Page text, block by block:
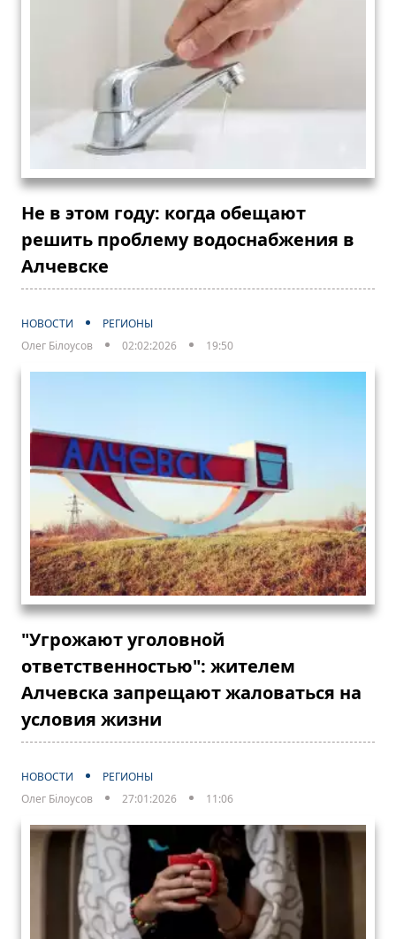
Не в этом году: когда обещают
решить проблему водоснабжения в
Алчевске
НОВОСТИ
РЕГИОНЫ
Олег Білоусов
02:02:2026 19:50
"Угрожают уголовной
ответственностью": жителем
Алчевска запрещают жаловаться на
условия жизни
НОВОСТИ
РЕГИОНЫ
Олег Білоусов
27:01:2026 11:06